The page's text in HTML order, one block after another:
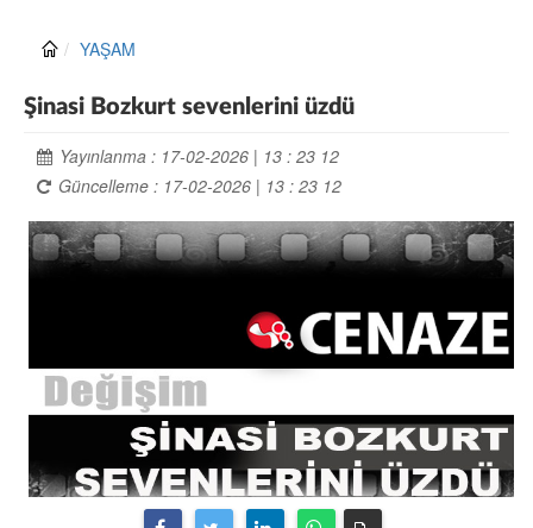
YAŞAM
Şinasi Bozkurt sevenlerini üzdü
Yayınlanma : 17-02-2026 | 13 : 23 12
Güncelleme : 17-02-2026 | 13 : 23 12